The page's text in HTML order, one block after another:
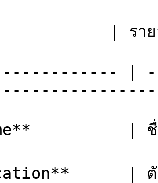
| รายล
|
| ชื่อ
| ตัว